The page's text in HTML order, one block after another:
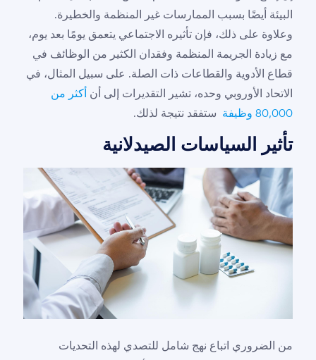
البيئة أيضًا بسبب الممارسات غير المنظمة والخطيرة.
وعلاوة على ذلك، فإن تأثيره الاجتماعي يتعمق يومًا بعد يوم،
مع زيادة الجريمة المنظمة وفقدان الكثير من الوظائف في
قطاع الأدوية والقطاعات ذات الصلة. على سبيل المثال، في
الاتحاد الأوروبي وحده، تشير التقديرات إلى أن
أكثر من
80,000 وظيفة
ستفقد نتيجة لذلك.
تأثير السياسات الصيدلانية
من الضروري اتباع نهج شامل للتصدي لهذه التحديات